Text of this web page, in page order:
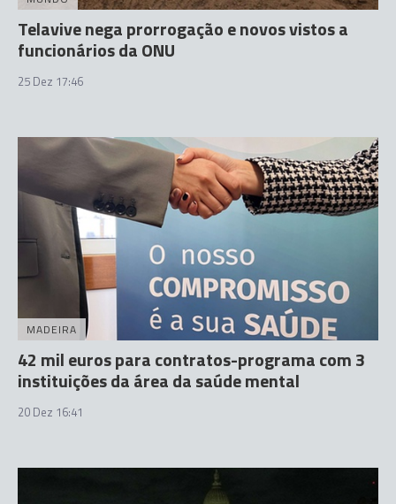
Telavive nega prorrogação e novos vistos a
funcionários da ONU
25 Dez 17:46
MADEIRA
42 mil euros para contratos-programa com 3
instituições da área da saúde mental
20 Dez 16:41